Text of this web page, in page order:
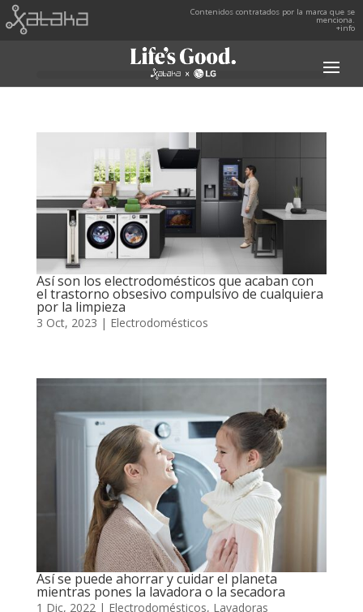
Contenidos contratados por la marca que se
menciona.
+info
Así son los electrodomésticos que acaban con
el trastorno obsesivo compulsivo de cualquiera
por la limpieza
3 Oct, 2023 | Electrodomésticos
Así se puede ahorrar y cuidar el planeta
mientras pones la lavadora o la secadora
1 Dic, 2022| Electrodomésticos, Lavadoras